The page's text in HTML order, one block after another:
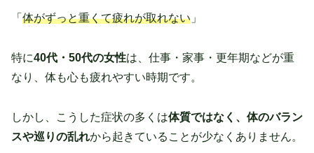
「 体がずっと重くて疲れが取れない 」
特に40代・50代の女性は、仕事・家事・更年期などが重
なり、体も心も疲れやすい時期です。
しかし、こうした症状の多くは体質ではなく、体のバラン
スや巡りの乱れから起きていることが少なくありません。